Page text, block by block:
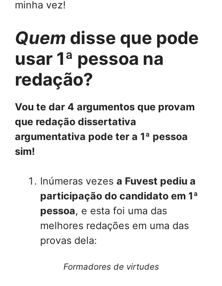
minha vez!
Quem disse que pode
usar 1ª pessoa na
redação?
Vou te dar 4 argumentos que provam
que redação dissertativa
argumentativa pode ter a 1ª pessoa
sim!
Inúmeras vezes a Fuvest pediu a
participação do candidato em 1ª
pessoa, e esta foi uma das
melhores redações em uma das
provas dela:
Formadores de virtudes